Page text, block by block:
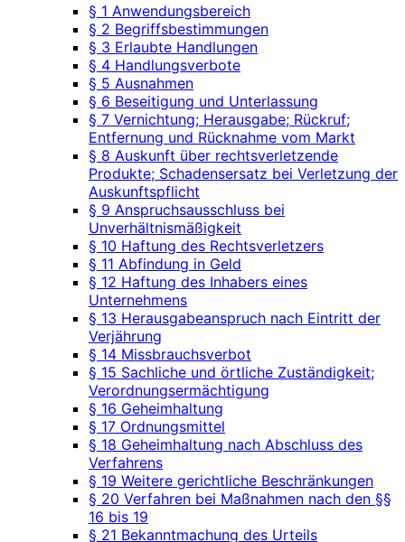
§ 1 Anwendungsbereich
§ 2 Begriffsbestimmungen
§ 3 Erlaubte Handlungen
§ 4 Handlungsverbote
§ 5 Ausnahmen
§ 6 Beseitigung und Unterlassung
§ 7 Vernichtung; Herausgabe; Rückruf;
Entfernung und Rücknahme vom Markt
§ 8 Auskunft über rechtsverletzende
Produkte; Schadensersatz bei Verletzung der
Auskunftspflicht
§ 9 Anspruchsausschluss bei
Unverhältnismäßigkeit
§ 10 Haftung des Rechtsverletzers
§ 11 Abfindung in Geld
§ 12 Haftung des Inhabers eines
Unternehmens
§ 13 Herausgabeanspruch nach Eintritt der
Verjährung
§ 14 Missbrauchsverbot
§ 15 Sachliche und örtliche Zuständigkeit;
Verordnungsermächtigung
§ 16 Geheimhaltung
§ 17 Ordnungsmittel
§ 18 Geheimhaltung nach Abschluss des
Verfahrens
§ 19 Weitere gerichtliche Beschränkungen
§ 20 Verfahren bei Maßnahmen nach den §§
16 bis 19
§ 21 Bekanntmachung des Urteils